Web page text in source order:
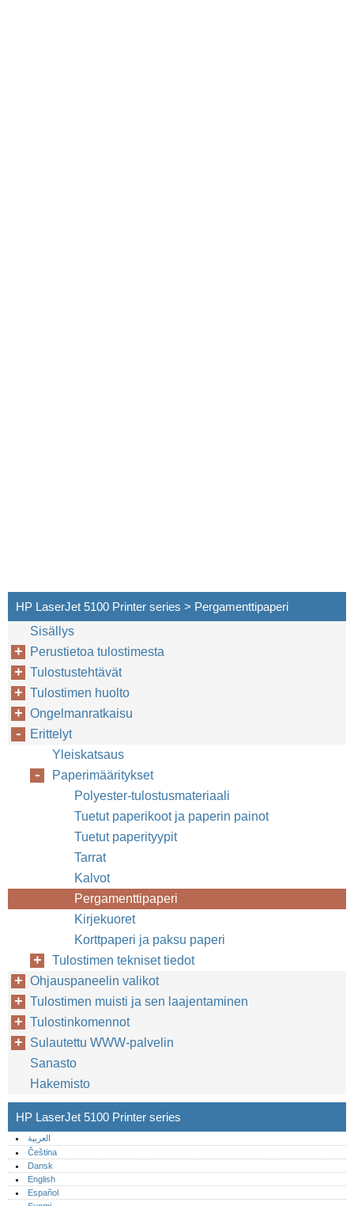
HP LaserJet 5100 Printer series > Pergamenttipaperi
Sisällys
Perustietoa tulostimesta
Tulostustehtävät
Tulostimen huolto
Ongelmanratkaisu
Erittelyt
Yleiskatsaus
Paperimääritykset
Polyester-tulostusmateriaali
Tuetut paperikoot ja paperin painot
Tuetut paperityypit
Tarrat
Kalvot
Pergamenttipaperi
Kirjekuoret
Korttpaperi ja paksu paperi
Tulostimen tekniset tiedot
Ohjauspaneelin valikot
Tulostimen muisti ja sen laajentaminen
Tulostinkomennot
Sulautettu WWW-palvelin
Sanasto
Hakemisto
HP LaserJet 5100 Printer series
العربية
Čeština
Dansk
English
Español